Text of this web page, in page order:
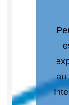
au